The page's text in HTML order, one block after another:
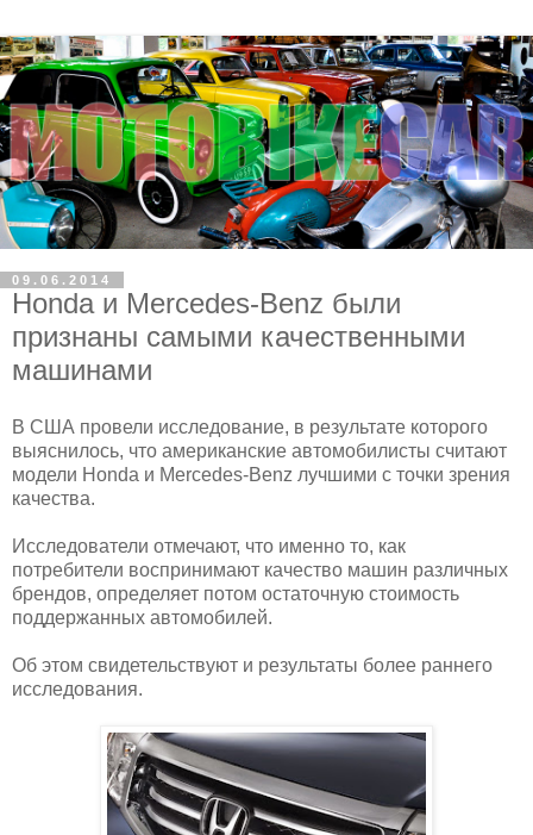
09.06.2014
Honda и Mercedes-Benz были
признаны самыми качественными
машинами
В США провели исследование, в результате которого
выяснилось, что американские автомобилисты считают
модели Honda и Mercedes-Benz лучшими с точки зрения
качества.
Исследователи отмечают, что именно то, как
потребители воспринимают качество машин различных
брендов, определяет потом остаточную стоимость
поддержанных автомобилей.
Об этом свидетельствуют и результаты более раннего
исследования.